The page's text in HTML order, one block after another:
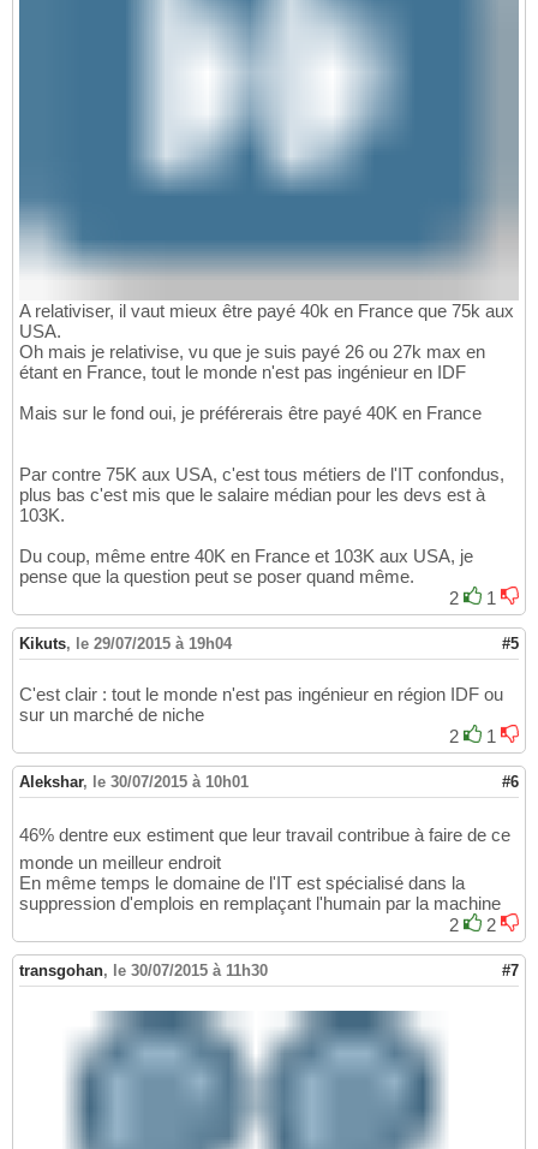
A relativiser, il vaut mieux être payé 40k en France que 75k aux
USA.
Oh mais je relativise, vu que je suis payé 26 ou 27k max en
étant en France, tout le monde n'est pas ingénieur en IDF
Mais sur le fond oui, je préférerais être payé 40K en France
Par contre 75K aux USA, c'est tous métiers de l'IT confondus,
plus bas c'est mis que le salaire médian pour les devs est à
103K.
Du coup, même entre 40K en France et 103K aux USA, je
pense que la question peut se poser quand même.
2
1
Kikuts, le 29/07/2015 à 19h04 #5
C'est clair : tout le monde n'est pas ingénieur en région IDF ou
sur un marché de niche
2
1
Alekshar, le 30/07/2015 à 10h01 #6
46% dentre eux estiment que leur travail contribue à faire de ce
monde un meilleur endroit
En même temps le domaine de l'IT est spécialisé dans la
suppression d'emplois en remplaçant l'humain par la machine
2
2
transgohan, le 30/07/2015 à 11h30 #7